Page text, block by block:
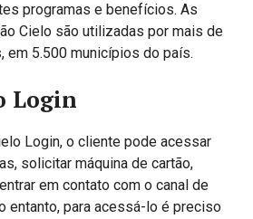
programas e benefícios. As
Cielo são utilizadas por mais de
em 5.500 municípios do país.
Login
Login, o cliente pode acessar
solicitar máquina de cartão,
em contato com o canal de
entanto, para acessá-lo é preciso